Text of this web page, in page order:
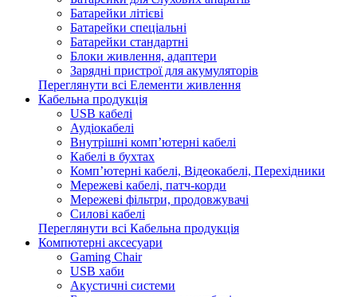
Батарейки літієві
Батарейки спеціальні
Батарейки стандартні
Блоки живлення, адаптери
Зарядні пристрої для акумуляторів
Переглянути всі Елементи живлення
Кабельна продукція
USB кабелі
Аудіокабелі
Внутрішні комп’ютерні кабелі
Кабелі в бухтах
Комп’ютерні кабелі, Відеокабелі, Перехідники
Мережеві кабелі, патч-корди
Мережеві фільтри, продовжувачі
Силові кабелі
Переглянути всі Кабельна продукція
Компютерні аксесуари
Gaming Chair
USB хаби
Акустичні системи